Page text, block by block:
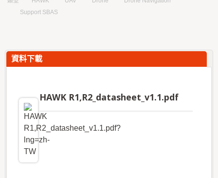
Support SBAS
資料下載
HAWK R1,R2_datasheet_v1.1.pdf